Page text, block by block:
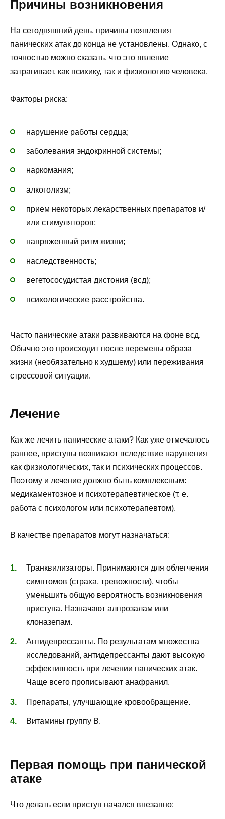
Причины возникновения
На сегодняшний день, причины появления
панических атак до конца не установлены. Однако, с
точностью можно сказать, что это явление
затрагивает, как психику, так и физиологию человека.
Факторы риска:
нарушение работы сердца;
заболевания эндокринной системы;
наркомания;
алкоголизм;
прием некоторых лекарственных препаратов и/
или стимуляторов;
напряженный ритм жизни;
наследственность;
вегетососудистая дистония (всд);
психологические расстройства.
Часто панические атаки развиваются на фоне всд.
Обычно это происходит после перемены образа
жизни (необязательно к худшему) или переживания
стрессовой ситуации.
Лечение
Как же лечить панические атаки? Как уже отмечалось
раннее, приступы возникают вследствие нарушения
как физиологических, так и психических процессов.
Поэтому и лечение должно быть комплексным:
медикаментозное и психотерапевтическое (т. е.
работа с психологом или психотерапевтом).
В качестве препаратов могут назначаться:
Транквилизаторы. Принимаются для облегчения
симптомов (страха, тревожности), чтобы
уменьшить общую вероятность возникновения
приступа. Назначают алпрозалам или
клоназепам.
Антидепрессанты. По результатам множества
исследований, антидепрессанты дают высокую
эффективность при лечении панических атак.
Чаще всего прописывают анафранил.
Препараты, улучшающие кровообращение.
Витамины группу В.
Первая помощь при панической
атаке
Что делать если приступ начался внезапно: